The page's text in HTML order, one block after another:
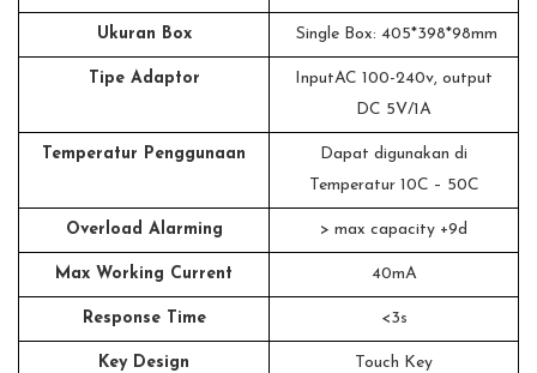
Ukuran Box Single Box: 405*398*98mm
Tipe Adaptor
InputAC 100-240v, output
DC 5V/1A
Temperatur Penggunaan
Dapat digunakan di
Temperatur 10C – 50C
Overload Alarming > max capacity +9d
Max Working Current 40mA
Response Time <3s
Key Design Touch Key